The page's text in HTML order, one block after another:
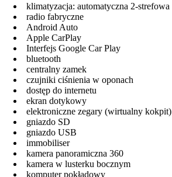
klimatyzacja: automatyczna 2-strefowa
radio fabryczne
Android Auto
Apple CarPlay
Interfejs Google Car Play
bluetooth
centralny zamek
czujniki ciśnienia w oponach
dostęp do internetu
ekran dotykowy
elektroniczne zegary (wirtualny kokpit)
gniazdo SD
gniazdo USB
immobiliser
kamera panoramiczna 360
kamera w lusterku bocznym
komputer pokładowy